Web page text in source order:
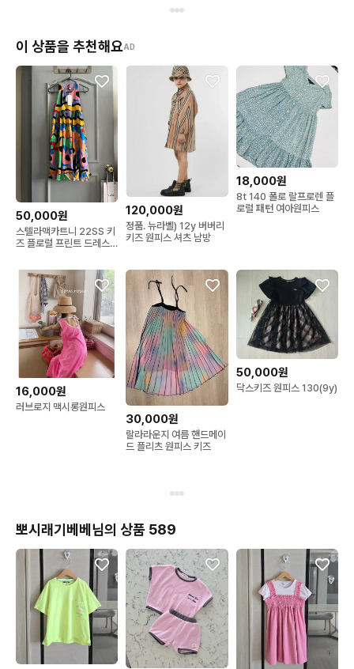
이 상품을 추천해요AD
50,000원
스텔라맥카트니 22SS 키
즈 플로럴 프린트 드레스
120,000원
정품. 뉴라벨) 12y 버버리
키즈 원피스 셔츠 남방
18,000원
8t 140 폴로 랄프로렌 플
로럴 패턴 여아원피스
16,000원
러브로지 맥시롱원피스
30,000원
랄라라운지 여름 핸드메이
드 플리츠 원피스 키즈
50,000원
닥스키즈 원피스 130(9y)
뽀시래기베베님의 상품 589